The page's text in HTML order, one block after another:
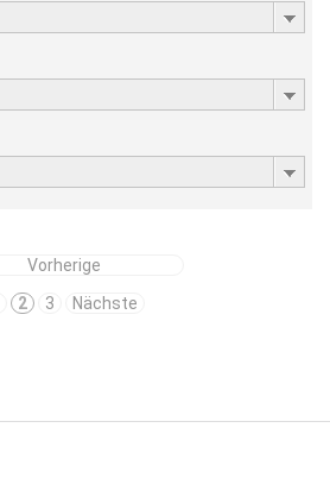
Vorherige
2 3 Nächste